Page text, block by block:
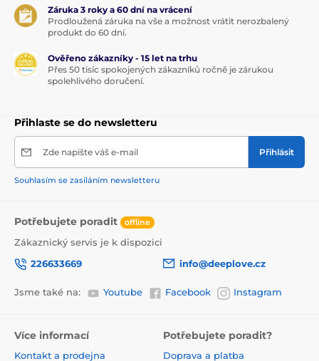
Záruka 3 roky a 60 dní na vrácení
Prodloužená záruka na vše a možnost vrátit nerozbalený
produkt do 60 dní.
Ověřeno zákazníky - 15 let na trhu
Přes 50 tisíc spokojených zákazníků ročně je zárukou
spolehlivého doručení.
Přihlaste se do newsletteru
Zde napište váš e-mail Přihlásit
Souhlasím se zasíláním newsletteru
Potřebujete poradit offline
Zákaznický servis je k dispozici
226633669
info@deeplove.cz
Jsme také na: Youtube Facebook Instagram
Více informací
Kontakt a prodejna
Potřebujete poradit?
Doprava a platba